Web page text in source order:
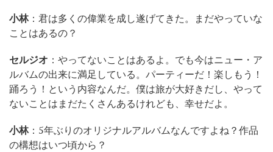
小林：君は多くの偉業を成し遂げてきた。まだやっていな
ことはあるの？
セルジオ ：やってないことはあるよ。でも今はニュー・ア
ルバムの出来に満足している。パーティーだ！楽しもう！
踊ろう！という内容なんだ。僕は旅が大好きだし、やって
ないことはまだたくさんあるけれども、幸せだよ。
小林：5年ぶりのオリジナルアルバムなんですよね？作品
の構想はいつ頃から？